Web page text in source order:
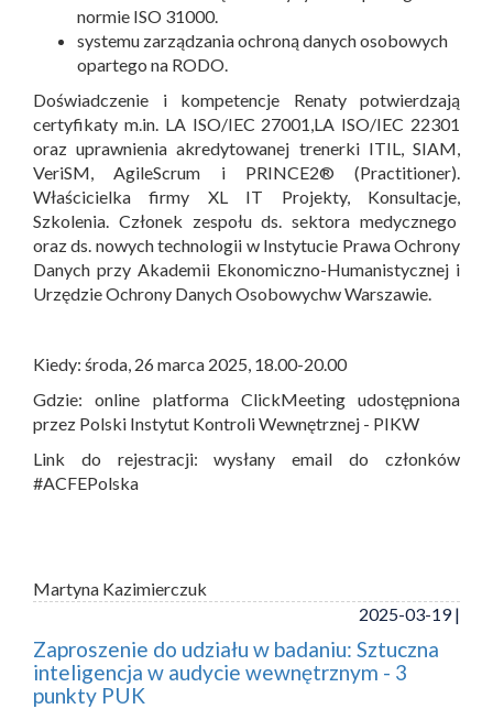
normie ISO 31000.
systemu zarządzania ochroną danych osobowych
opartego na RODO.
Doświadczenie i kompetencje Renaty potwierdzają
certyfikaty m.in. LA ISO/IEC 27001,LA ISO/IEC 22301
oraz uprawnienia akredytowanej trenerki ITIL, SIAM,
VeriSM, AgileScrum i PRINCE2® (Practitioner).
Właścicielka firmy XL IT Projekty, Konsultacje,
Szkolenia. Członek zespołu ds. sektora medycznego
oraz ds. nowych technologii w Instytucie Prawa Ochrony
Danych przy Akademii Ekonomiczno-Humanistycznej i
Urzędzie Ochrony Danych Osobowychw Warszawie.
Kiedy: środa, 26 marca 2025, 18.00-20.00
Gdzie: online platforma ClickMeeting udostępniona
przez Polski Instytut Kontroli Wewnętrznej - PIKW
Link do rejestracji: wysłany email do członków
#ACFEPolska
Martyna Kazimierczuk
2025-03-19 |
Zaproszenie do udziału w badaniu: Sztuczna
inteligencja w audycie wewnętrznym - 3
punkty PUK